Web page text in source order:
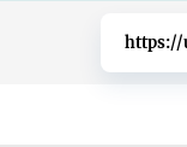
https://